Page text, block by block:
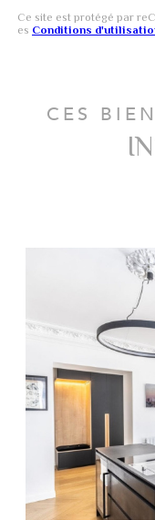
Ce site est protégé par
es Conditions
CES